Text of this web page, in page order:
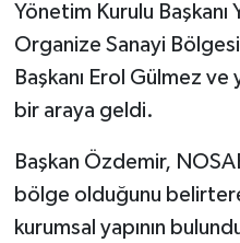
Yönetim Kurulu Başkanı
Organize Sanayi
Başkanı Erol Gülmez
bir araya geldi.
Başkan Özdemir,
bölge olduğunu
kurumsal yapının